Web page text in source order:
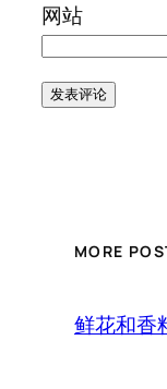
网站
MORE
鲜花和香